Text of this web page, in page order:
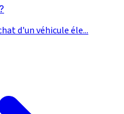
d'un véhicule éle...